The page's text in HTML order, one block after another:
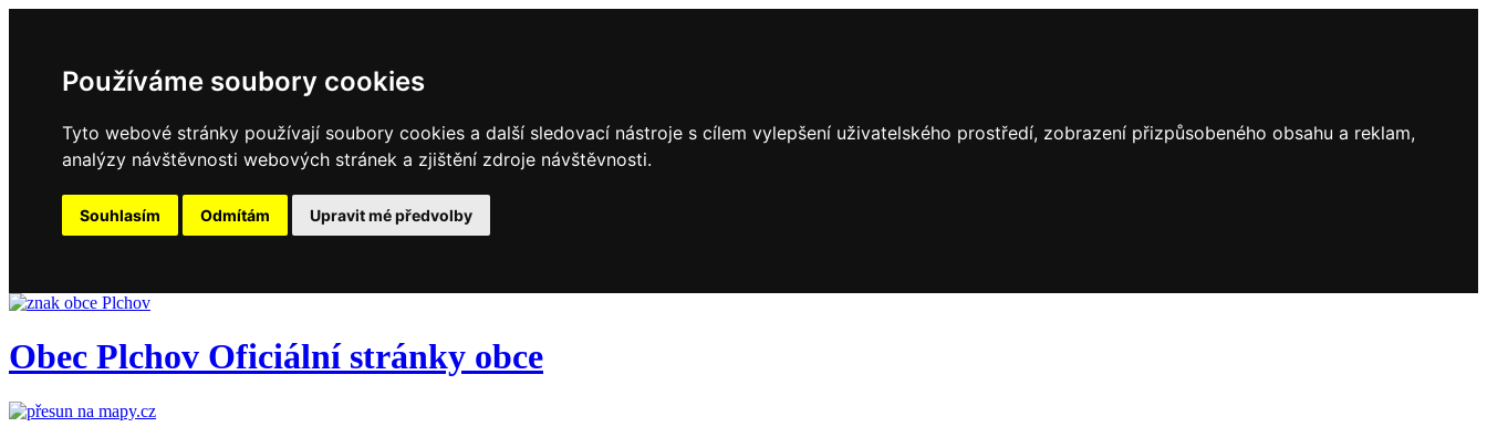
Používáme soubory cookies
Tyto webové stránky používají soubory cookies a další sledovací nástroje s cílem vylepšení uživatelského prostředí, zobrazení přizpůsobeného obsahu a reklam,
analýzy návštěvnosti webových stránek a zjištění zdroje návštěvnosti.
Souhlasím Odmítám Upravit mé předvolby
Obec Plchov Oficiální stránky obce